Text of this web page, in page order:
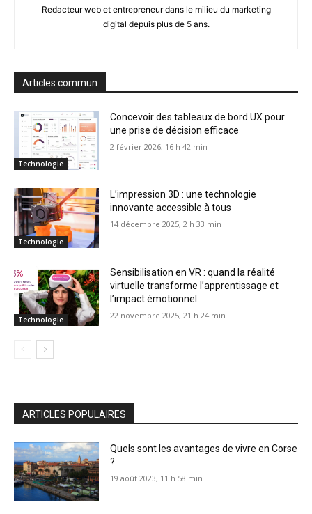
Redacteur web et entrepreneur dans le milieu du marketing
digital depuis plus de 5 ans.
Articles commun
Technologie
Concevoir des tableaux de bord UX pour
une prise de décision efficace
2 février 2026, 16 h 42 min
Technologie
L’impression 3D : une technologie
innovante accessible à tous
14 décembre 2025, 2 h 33 min
Technologie
Sensibilisation en VR : quand la réalité
virtuelle transforme l’apprentissage et
l’impact émotionnel
22 novembre 2025, 21 h 24 min
ARTICLES POPULAIRES
Quels sont les avantages de vivre en Corse
?
19 août 2023, 11 h 58 min